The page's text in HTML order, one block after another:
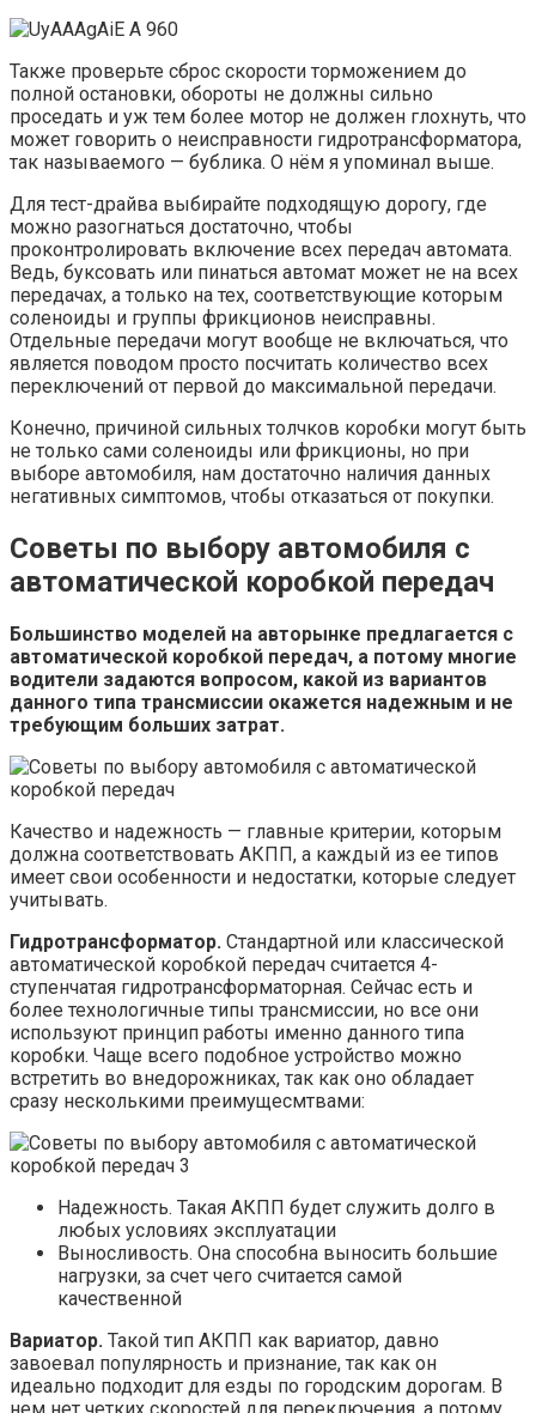
Также проверьте сброс скорости торможением до
полной остановки, обороты не должны сильно
проседать и уж тем более мотор не должен глохнуть, что
может говорить о неисправности гидротрансформатора,
так называемого — бублика. О нём я упоминал выше.
Для тест-драйва выбирайте подходящую дорогу, где
можно разогнаться достаточно, чтобы
проконтролировать включение всех передач автомата.
Ведь, буксовать или пинаться автомат может не на всех
передачах, а только на тех, соответствующие которым
соленоиды и группы фрикционов неисправны.
Отдельные передачи могут вообще не включаться, что
является поводом просто посчитать количество всех
переключений от первой до максимальной передачи.
Конечно, причиной сильных толчков коробки могут быть
не только сами соленоиды или фрикционы, но при
выборе автомобиля, нам достаточно наличия данных
негативных симптомов, чтобы отказаться от покупки.
Советы по выбору автомобиля с
автоматической коробкой передач
Большинство моделей на авторынке предлагается с
автоматической коробкой передач, а потому многие
водители задаются вопросом, какой из вариантов
данного типа трансмиссии окажется надежным и не
требующим больших затрат.
Качество и надежность — главные критерии, которым
должна соответствовать АКПП, а каждый из ее типов
имеет свои особенности и недостатки, которые следует
учитывать.
Гидротрансформатор. Стандартной или классической
автоматической коробкой передач считается 4-
ступенчатая гидротрансформаторная. Сейчас есть и
более технологичные типы трансмиссии, но все они
используют принцип работы именно данного типа
коробки. Чаще всего подобное устройство можно
встретить во внедорожниках, так как оно обладает
сразу несколькими преимущесмтвами:
Надежность. Такая АКПП будет служить долго в
любых условиях эксплуатации
Выносливость. Она способна выносить большие
нагрузки, за счет чего считается самой
качественной
Вариатор. Такой тип АКПП как вариатор, давно
завоевал популярность и признание, так как он
идеально подходит для езды по городским дорогам. В
нем нет четких скоростей для переключения, а потому